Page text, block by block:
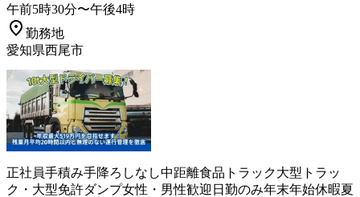
午前5時30分〜午後4時
勤務地
愛知県西尾市
正社員手積み手降ろしなし中距離食品 トラック大型トラッ
ク・大型免許ダンプ女性・男性歓迎 日勤のみ年末年始休暇夏